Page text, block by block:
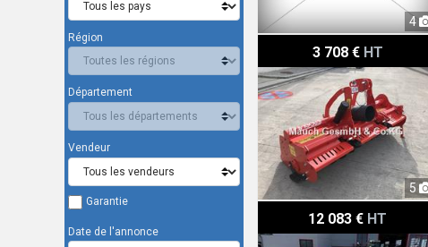
Région
Département
Vendeur
Garantie
Date de l'annonce
4
3 708 € HT
5
Vigolo FK 185
12 083 € HT
Vigolo Bodenfräse FPG 310 BIO